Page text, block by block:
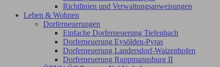
Richtlinien und Verwaltungsanweisungen
Leben & Wohnen
Dorferneuerungen
Einfache Dorferneuerung Tiefenbach
Dorferneuerung Eysölden-Pyras
Dorferneuerung Landersdorf-Waizenhofen
Dorferneuerung Ruppmannsburg II